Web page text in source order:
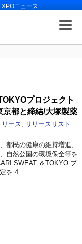
ニュース
プロジェクト
京都と締結/大塚製薬
リース
リリースリスト
都民の健康の維持増進、
自然公園の環境保全等を
SWEAT ＆TOKYO プ
を 4 …